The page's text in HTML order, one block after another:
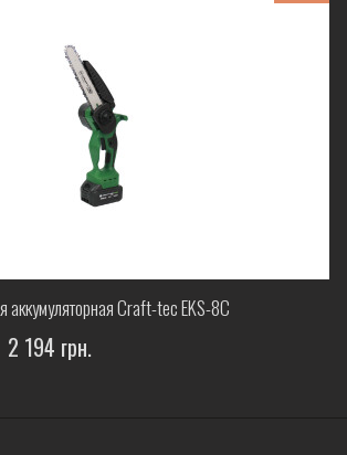
аккумуляторная Craft-tec EKS-8С
2 194 грн.